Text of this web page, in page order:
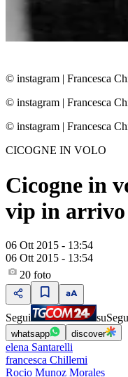
© instagram | Francesca
© instagram | Francesca
© instagram | Francesca
CICOGNE IN VOLO
Cicogne in
vip in arrivo
06 Ott 2015 - 13:54
06 Ott 2015 - 13:54
20 foto
Segui su
whatsapp discover
elena Santarelli
francesca Chillemi
Rocio Munoz Morales